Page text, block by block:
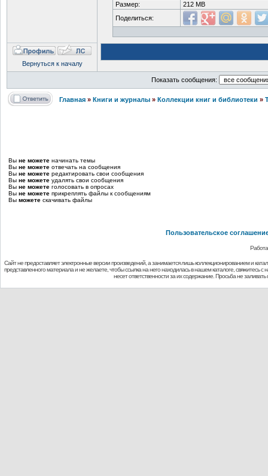
Размер:
212 MB
Поделиться:
Вернуться к началу
Показать сообщения:
Главная » Книги и журналы » Коллекции книг и библиотеки »
Вы не можете начинать темы
Вы не можете отвечать на сообщения
Вы не можете редактировать свои сообщения
Вы не можете удалять свои сообщения
Вы не можете голосовать в опросах
Вы не можете прикреплять файлы к сообщениям
Вы можете скачивать файлы
Пользовательское
Сайт не предоставляет электронные версии произведений, а занимается лишь коллекционированием и
представленного материала и не желаете, чтобы ссылка на него находилась в нашем каталоге,
несет ответственности за их содержание. Просьба не